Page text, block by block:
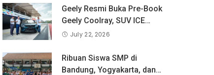
Geely Resmi Buka Pre-Book
Geely Coolray, SUV ICE
Pertama Geely di Indonesia
Juta Pengguna Global.
July 22, 2026
Ribuan Siswa SMP di
Bandung, Yogyakarta, dan